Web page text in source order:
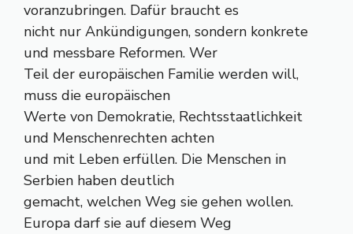
voranzubringen. Dafür braucht es
nicht nur Ankündigungen, sondern konkrete
und messbare Reformen. Wer
Teil der europäischen Familie werden will,
muss die europäischen
Werte von Demokratie, Rechtsstaatlichkeit
und Menschenrechten achten
und mit Leben erfüllen. Die Menschen in
Serbien haben deutlich
gemacht, welchen Weg sie gehen wollen.
Europa darf sie auf diesem Weg